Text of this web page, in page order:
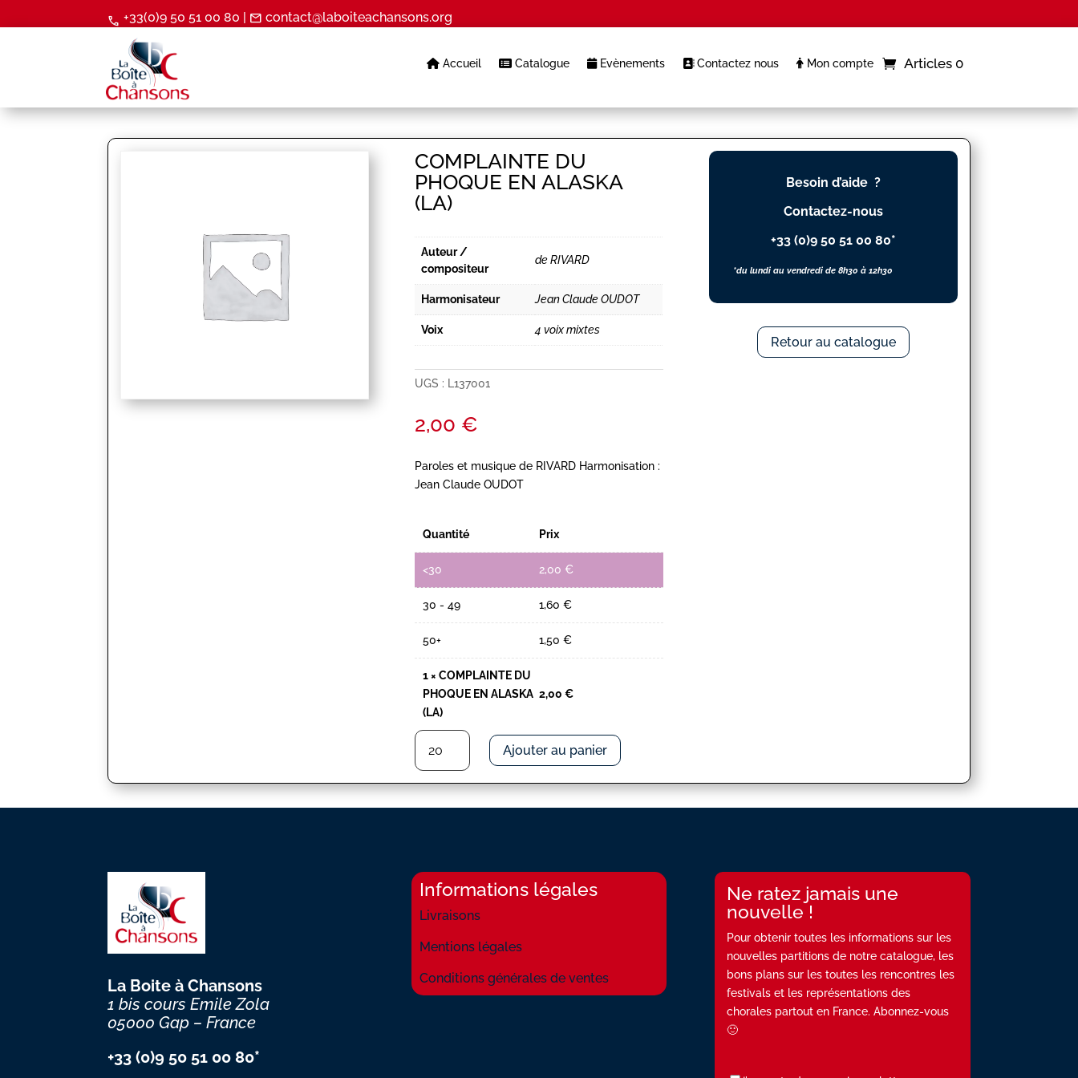
call +33(0)9 50 51 00 80 | mail contact@laboiteachansons.org
Accueil Catalogue Evènements Contactez nous Mon compte Articles 0
COMPLAINTE DU
PHOQUE EN ALASKA
(LA)
Auteur /
compositeur
de RIVARD
Harmonisateur Jean Claude OUDOT
Voix 4 voix mixtes
UGS : L137001
2,00 €
Paroles et musique de RIVARD Harmonisation :
Jean Claude OUDOT
Quantité Prix
<30 2,00 €
30 - 49 1,60 €
50+ 1,50 €
1 ×COMPLAINTE DU
PHOQUE EN ALASKA
(LA)
2,00 €
quantité
COMPLAINTE
DU
PHOQUE
Ajouter au panier
Besoin d’aide ?
Contactez-nous
+33 (0)9 50 51 00 80*
*du lundi au vendredi de 8h30 à 12h30
Retour au catalogue
La Boite à Chansons
1 bis cours Emile Zola
05000 Gap – France
+33 (0)9 50 51 00 80*
Informations légales
Livraisons
Mentions légales
Conditions générales de ventes
Ne ratez jamais une
nouvelle !
Pour obtenir toutes les informations sur les
nouvelles partitions de notre catalogue, les
bons plans sur les toutes les rencontres les
festivals et les représentations des
chorales partout en France. Abonnez-vous
🙂